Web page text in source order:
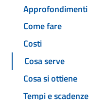
Approfondimenti
Come fare
Costi
Cosa serve
Cosa si ottiene
Tempi e scadenze